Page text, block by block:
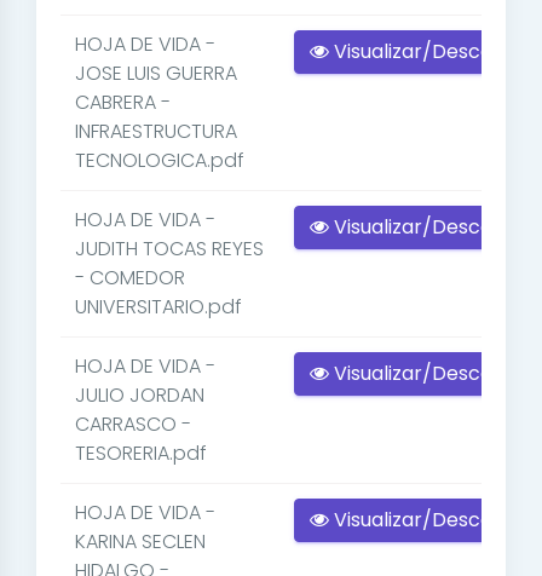
HOJA DE VIDA -
JOSE LUIS GUERRA
CABRERA -
INFRAESTRUCTURA
TECNOLOGICA.pdf
Visualizar/Descargar
HOJA DE VIDA -
JUDITH TOCAS REYES
- COMEDOR
UNIVERSITARIO.pdf
Visualizar/Descargar
HOJA DE VIDA -
JULIO JORDAN
CARRASCO -
TESORERIA.pdf
Visualizar/Descargar
HOJA DE VIDA -
KARINA SECLEN
Visualizar/Descargar